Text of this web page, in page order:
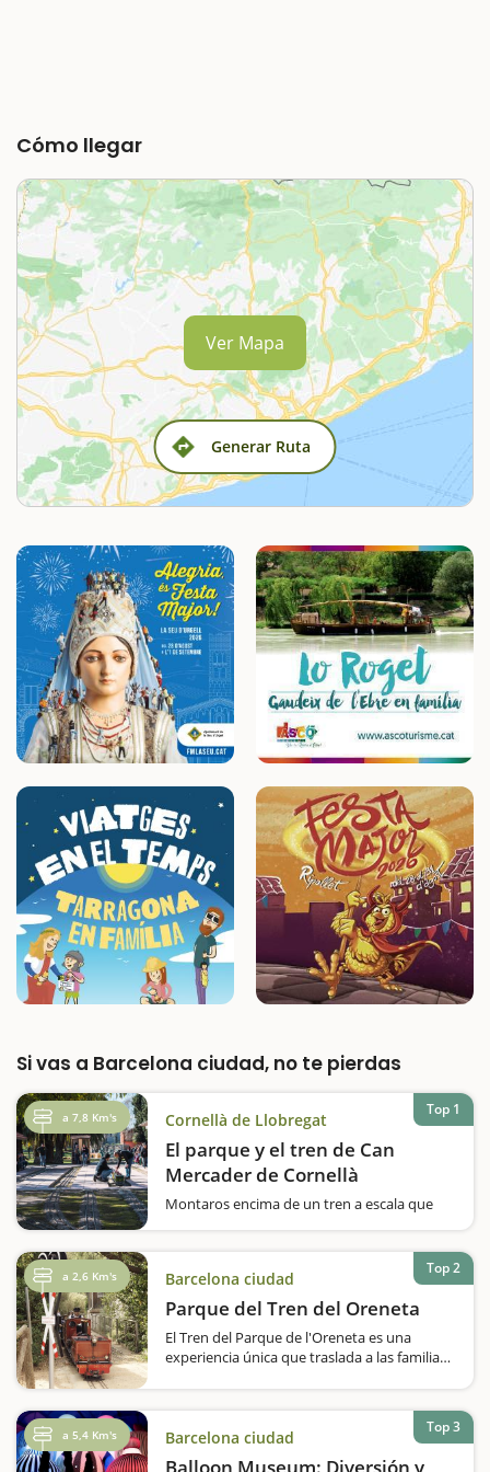
Cómo llegar
Generar Ruta
Ver Mapa
Si vas a Barcelona ciudad, no te pierdas
a 7,8 Km's Cornellà de Llobregat
El parque y el tren de Can
Mercader de Cornellà
Montaros encima de un tren a escala que
gustan los trenes? Queréis hacer una vuelta
en un ferrocarril a escala? El Parque
de Can Mercader, que se inauguró el 1987,…
Top 1
a 2,6 Km's Barcelona ciudad
Parque del Tren del Oreneta
El Tren del Parque de l'Oreneta es una
experiencia única que traslada a las familias
en el distrito de Sarrià-Sant Gervasi de
Barcelona, este…
Top 2
a 5,4 Km's Barcelona ciudad
Balloon Museum: Diversión y
Top 3